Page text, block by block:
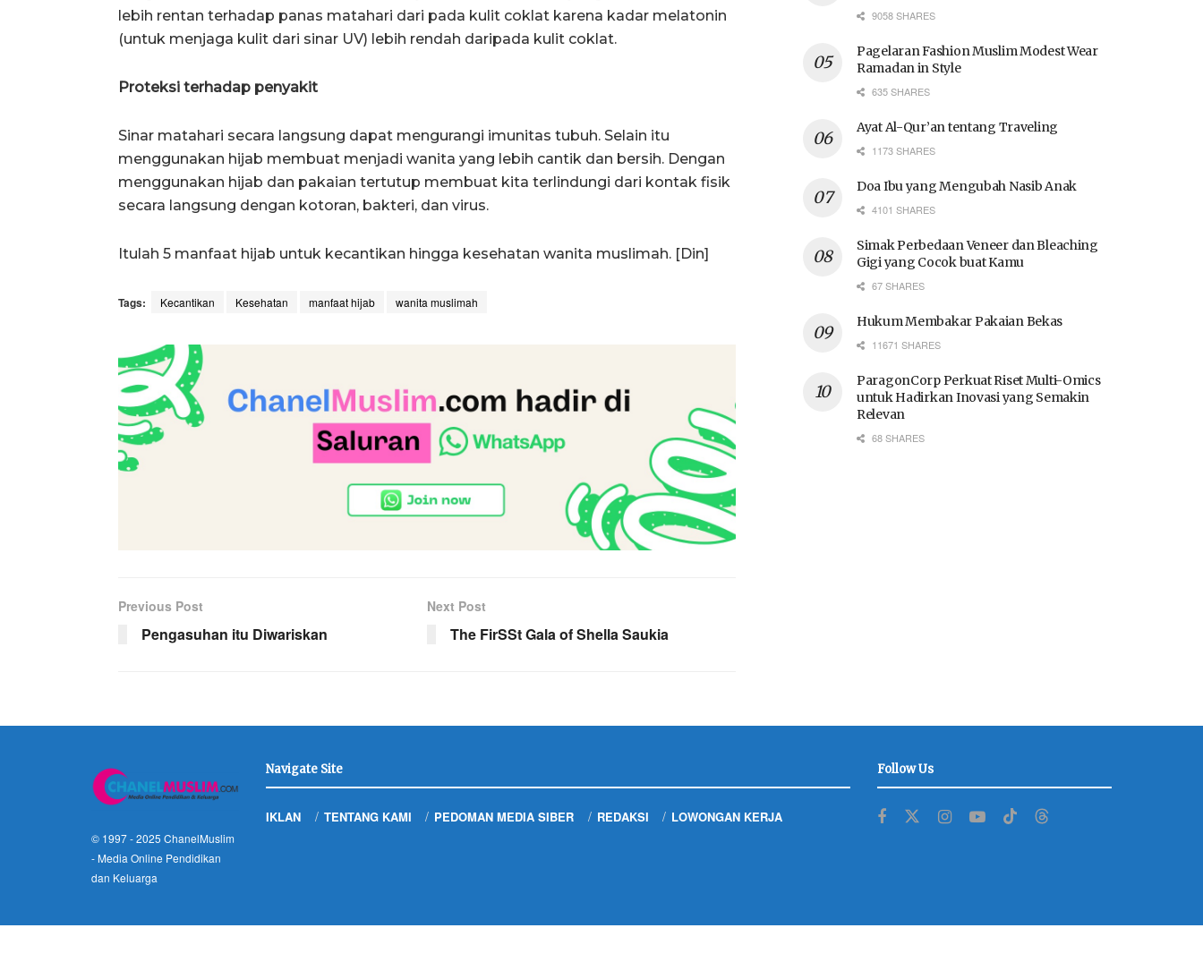
lebih rentan terhadap panas matahari dari pada kulit coklat karena kadar melatonin
(untuk menjaga kulit dari sinar UV) lebih rendah daripada kulit coklat.
Proteksi terhadap penyakit
Sinar matahari secara langsung dapat mengurangi imunitas tubuh. Selain itu
menggunakan hijab membuat menjadi wanita yang lebih cantik dan bersih. Dengan
menggunakan hijab dan pakaian tertutup membuat kita terlindungi dari kontak fisik
secara langsung dengan kotoran, bakteri, dan virus.
Itulah 5 manfaat hijab untuk kecantikan hingga kesehatan wanita muslimah. [Din]
Tags: Kecantikan Kesehatan manfaat hijab wanita muslimah
Previous Post
Pengasuhan itu Diwariskan
Next Post
The FirSSt Gala of Shella Saukia
9058 SHARES
Pagelaran Fashion Muslim Modest Wear
Ramadan in Style
635 SHARES
Ayat Al-Qur’an tentang Traveling
1173 SHARES
Doa Ibu yang Mengubah Nasib Anak
4101 SHARES
Simak Perbedaan Veneer dan Bleaching
Gigi yang Cocok buat Kamu
67 SHARES
Hukum Membakar Pakaian Bekas
11671 SHARES
ParagonCorp Perkuat Riset Multi-Omics
untuk Hadirkan Inovasi yang Semakin
Relevan
68 SHARES
© 1997 - 2025 ChanelMuslim
- Media Online Pendidikan
dan Keluarga
Navigate Site
IKLAN TENTANG KAMI PEDOMAN MEDIA SIBER REDAKSI LOWONGAN KERJA
Follow Us